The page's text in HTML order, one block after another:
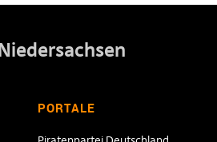
PORTALE